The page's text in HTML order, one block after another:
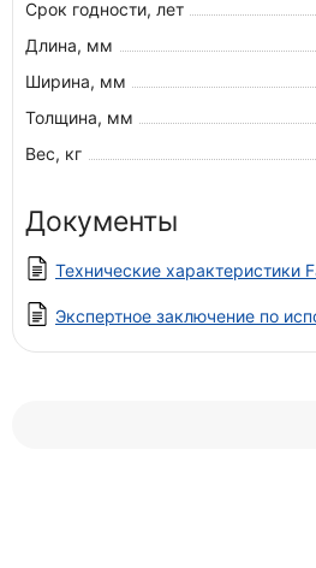
Срок годности, лет
Длина, мм
Ширина, мм
Толщина, мм
Вес, кг
Документы
Технические характеристики
Экспертное заключение по